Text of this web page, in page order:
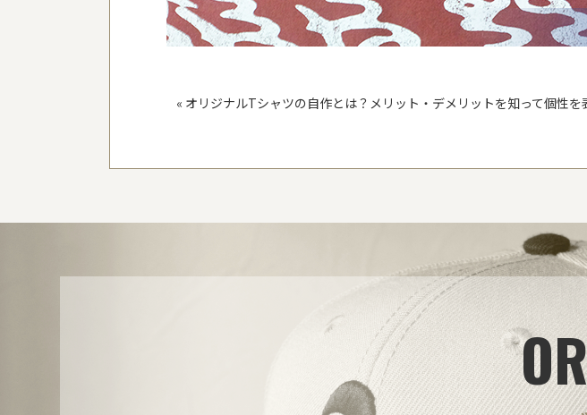
« オリジナルTシャツの自作とは？メリット・デメリットを知って個性を